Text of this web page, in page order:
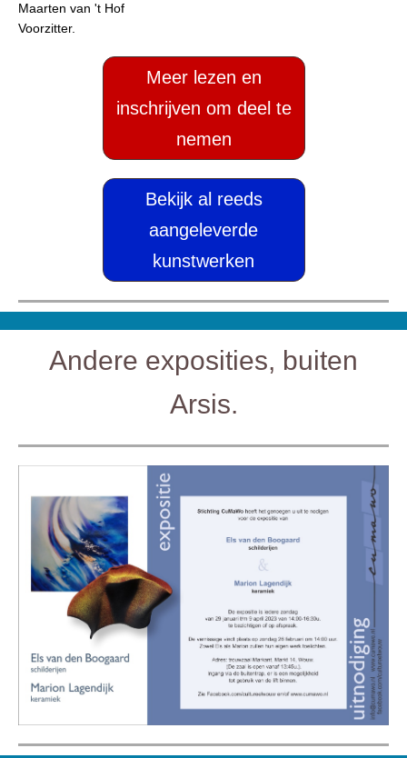
Maarten van 't Hof
Voorzitter.
Meer lezen en
inschrijven om deel te
nemen
Bekijk al reeds
aangeleverde
kunstwerken
Andere exposities, buiten
Arsis.